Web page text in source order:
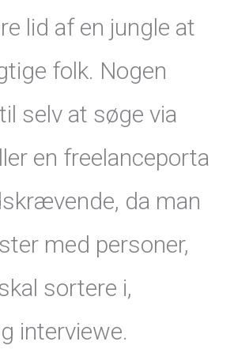
lid af en jungle at
folk. Nogen
selv at søge via
en freelanceporta
da man
med personer,
sortere i,
interviewe.